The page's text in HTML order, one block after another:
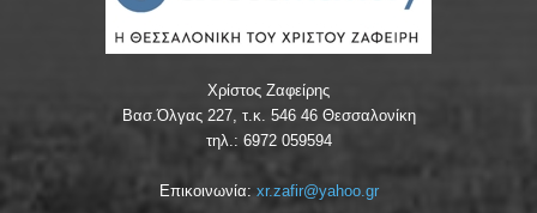
Χρίστος Ζαφείρης
Βασ.Όλγας 227, τ.κ. 546 46 Θεσσαλονίκη
τηλ.: 6972 059594
Επικοινωνία: xr.zafir@yahoo.gr